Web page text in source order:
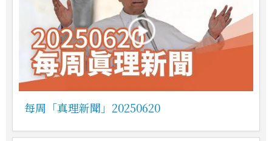
每周「真理新聞」20250620